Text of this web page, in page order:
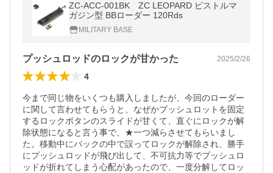
ZC-ACC-001BK ZC LEOPARD ピストルマ
ガジン型 BBローダー 120Rds
MILITARY BASE
プッシュロッドのロックが甘かった 2025/2/26
4
今まで同じ物をいくつも購入しましたが、今回のローダー
に関して言わせてもらうと、なぜかプッシュロットを固定
するロックボタンのスライドが甘くて、直ぐにロックが解
除状態になると言う事で、★一つ減らさせてもらいまし
た。移動中にバックの中で誤ってロックが解除され、勝手
にプッシュロッドが飛び出して、不可抗力等でプッシュロ
ッドが折れてしまう心配があったので、一度分解してロッ